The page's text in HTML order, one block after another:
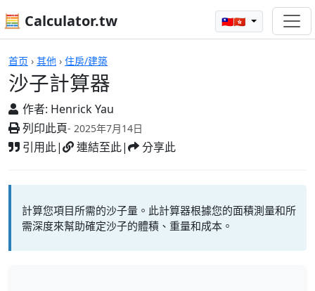
🧮 Calculator.tw 🇹🇼🇭🇰
首页 › 其他 › 住房/建築
沙子計算器
作者: Henrick Yau
列印此頁- 2025年7月14日
引用此| 連結至此| 分享此
計算機
計算您項目所需的沙子量。此計算器根據您的面積測量和所
需深度來幫助確定沙子的體積、重量和成本。